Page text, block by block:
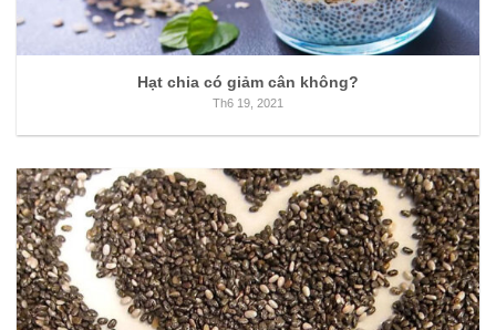
Hạt chia có giảm cân không?
Th6 19, 2021